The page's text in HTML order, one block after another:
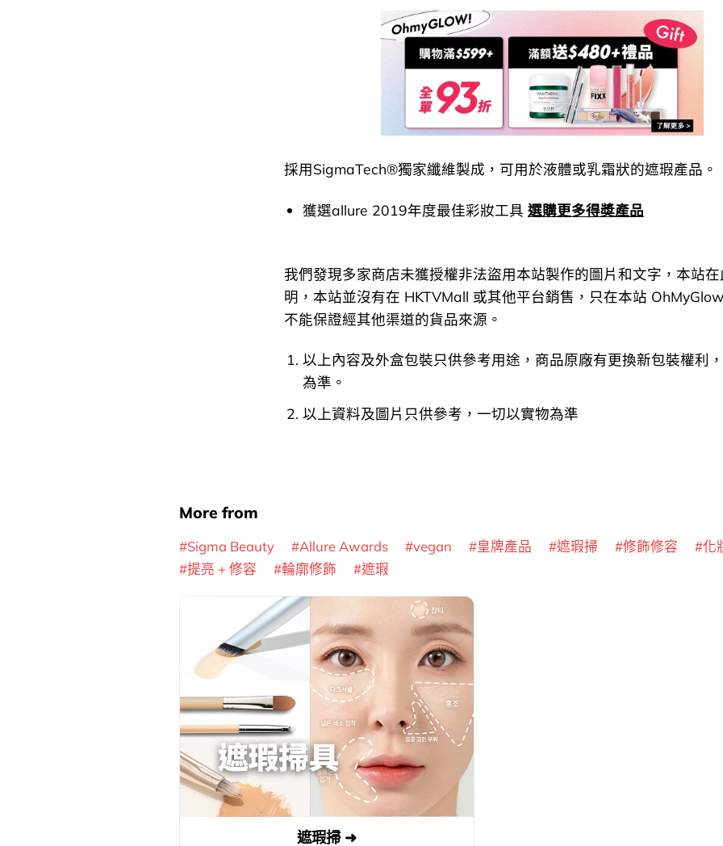
採用SigmaTech®獨家纖維製成，可用於液體或乳霜狀的遮瑕產品。
獲選allure 2019年度最佳彩妝工具 選購更多得奬產品
我們發現多家商店未獲授權非法盜用本站製作的圖片和文字，本站
明，本站並沒有在 HKTVMall 或其他平台銷售，只在本站
不能保證經其他渠道的貨品來源。
以上內容及外盒包裝只供參考用途，商品原廠有更換新包裝權利
為準。
以上資料及圖片只供參考，一切以實物為準
More from
Sigma Beauty Allure Awards vegan 皇牌產品 遮瑕掃 修飾修容 化
提亮 + 修容
輪廓修飾 遮瑕
遮瑕掃 ➜